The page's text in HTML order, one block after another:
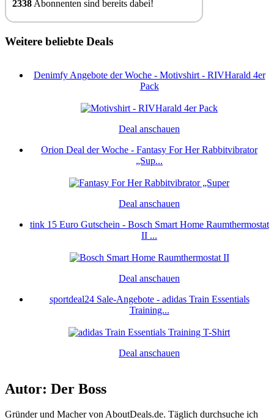
2338 Abonnenten sind bereits dabei!
Weitere beliebte Deals
Denimfy Angebote der Woche - Motivshirt - RIVHarald 4er
Pack
Deal anschauen
Orion Deal der Woche - Fantasy For Her Rabbitvibrator
„Sup...
Deal anschauen
tink 15 Euro Gutschein - Bosch Smart Home Raumthermostat
II ...
Deal anschauen
sportdeal24 Sale-Angebote - adidas Train Essentials
Training...
Deal anschauen
Autor: Der Boss
Gründer und Macher von AboutDeals.de. Täglich durchsuche ich